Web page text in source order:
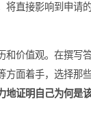
生如果能够准确
面，将直接影
的经历和价值观
经历等方面着手
服力地证明自